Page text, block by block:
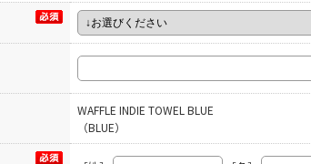
WAFFLE INDIE TOWEL BLUE
（BLUE）